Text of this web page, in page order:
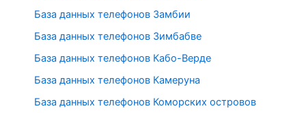
База данных телефонов Замбии
База данных телефонов Зимбабве
База данных телефонов Кабо-Верде
База данных телефонов Камеруна
База данных телефонов Коморских островов